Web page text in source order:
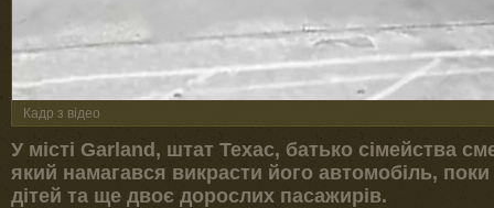
Кадр з відео
У місті Garland, штат Техас, батько сімейства
який намагався викрасти його автомобіль,
дітей та ще двоє дорослих пасажирів.